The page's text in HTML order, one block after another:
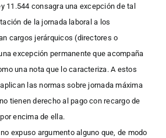
11.544 consagra una excepción de tal
de la jornada laboral a los
cargos jerárquicos (directores o
excepción permanente que acompaña
una nota que lo caracteriza. A estos
las normas sobre jornada máxima
tienen derecho al pago con recargo de
encima de ella.
expuso argumento alguno que, de modo